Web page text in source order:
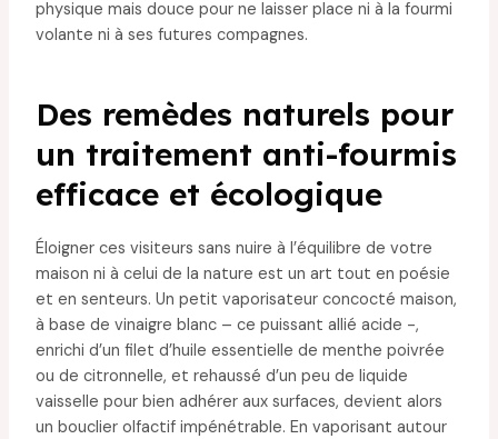
physique mais douce pour ne laisser place ni à la fourmi
volante ni à ses futures compagnes.
Des remèdes naturels pour
un traitement anti-fourmis
efficace et écologique
Éloigner ces visiteurs sans nuire à l’équilibre de votre
maison ni à celui de la nature est un art tout en poésie
et en senteurs. Un petit vaporisateur concocté maison,
à base de vinaigre blanc – ce puissant allié acide -,
enrichi d’un filet d’huile essentielle de menthe poivrée
ou de citronnelle, et rehaussé d’un peu de liquide
vaisselle pour bien adhérer aux surfaces, devient alors
un bouclier olfactif impénétrable. En vaporisant autour